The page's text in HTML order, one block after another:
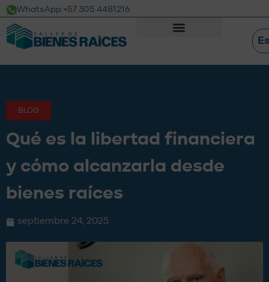
WhatsApp +57 305 4481216
BLOG
Qué es la libertad financiera
y cómo alcanzarla desde
bienes raíces
septiembre 24, 2025